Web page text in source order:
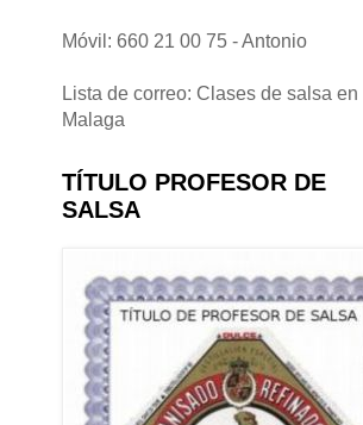
Móvil: 660 21 00 75 - Antonio
Lista de correo: Clases de salsa en
Malaga
TÍTULO PROFESOR DE
SALSA